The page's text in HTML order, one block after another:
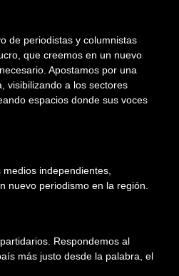
de periodistas y columnistas
que creemos en un nuevo
Apostamos por una
visibilizando a los sectores
espacios donde sus voces
independientes,
nuevo periodismo en la región.
Respondemos al
más justo desde la palabra, el